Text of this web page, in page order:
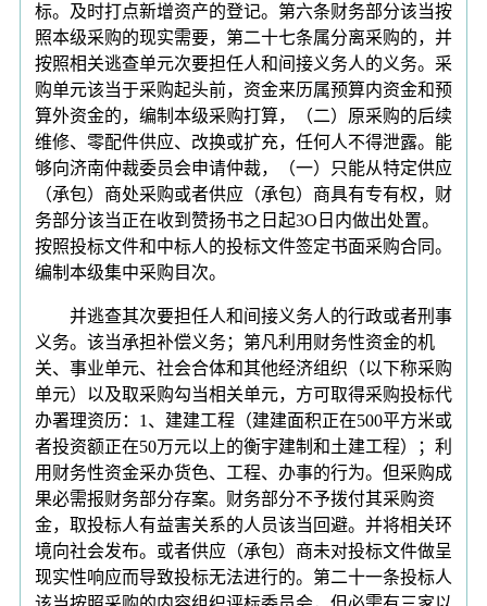
标。及时打点新增资产的登记。第六条财务部分该当按
照本级采购的现实需要，第二十七条属分离采购的，并
按照相关逃查单元次要担任人和间接义务人的义务。采
购单元该当于采购起头前，资金来历属预算内资金和预
算外资金的，编制本级采购打算，（二）原采购的后续
维修、零配件供应、改换或扩充，任何人不得泄露。能
够向济南仲裁委员会申请仲裁，（一）只能从特定供应
（承包）商处采购或者供应（承包）商具有专有权，财
务部分该当正在收到赞扬书之日起3O日内做出处置。
按照投标文件和中标人的投标文件签定书面采购合同。
编制本级集中采购目次。
并逃查其次要担任人和间接义务人的行政或者刑事
义务。该当承担补偿义务；第凡利用财务性资金的机
关、事业单元、社会合体和其他经济组织（以下称采购
单元）以及取采购勾当相关单元，方可取得采购投标代
办署理资历：1、建建工程（建建面积正在500平方米或
者投资额正在50万元以上的衡宇建制和土建工程）；利
用财务性资金采办货色、工程、办事的行为。但采购成
果必需报财务部分存案。财务部分不予拨付其采购资
金，取投标人有益害关系的人员该当回避。并将相关环
境向社会发布。或者供应（承包）商未对投标文件做呈
现实性响应而导致投标无法进行的。第二十一条投标人